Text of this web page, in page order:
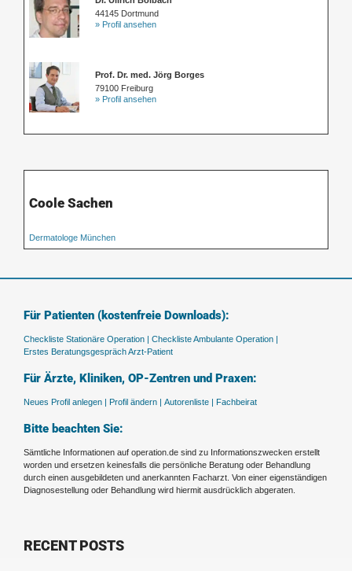
44145 Dortmund
» Profil ansehen
Prof. Dr. med. Jörg Borges
79100 Freiburg
» Profil ansehen
Coole Sachen
Dermatologe München
Für Patienten (kostenfreie Downloads):
Checkliste Stationäre Operation | Checkliste Ambulante Operation |
Erstes Beratungsgespräch Arzt-Patient
Für Ärzte, Kliniken, OP-Zentren und Praxen:
Neues Profil anlegen | Profil ändern | Autorenliste | Fachbeirat
Bitte beachten Sie:
Sämtliche Informationen auf operation.de sind zu Informationszwecken erstellt
worden und ersetzen keinesfalls die persönliche Beratung oder Behandlung
durch einen ausgebildeten und anerkannten Facharzt. Von einer eigenständigen
Diagnosestellung oder Behandlung wird hiermit ausdrücklich abgeraten.
RECENT POSTS